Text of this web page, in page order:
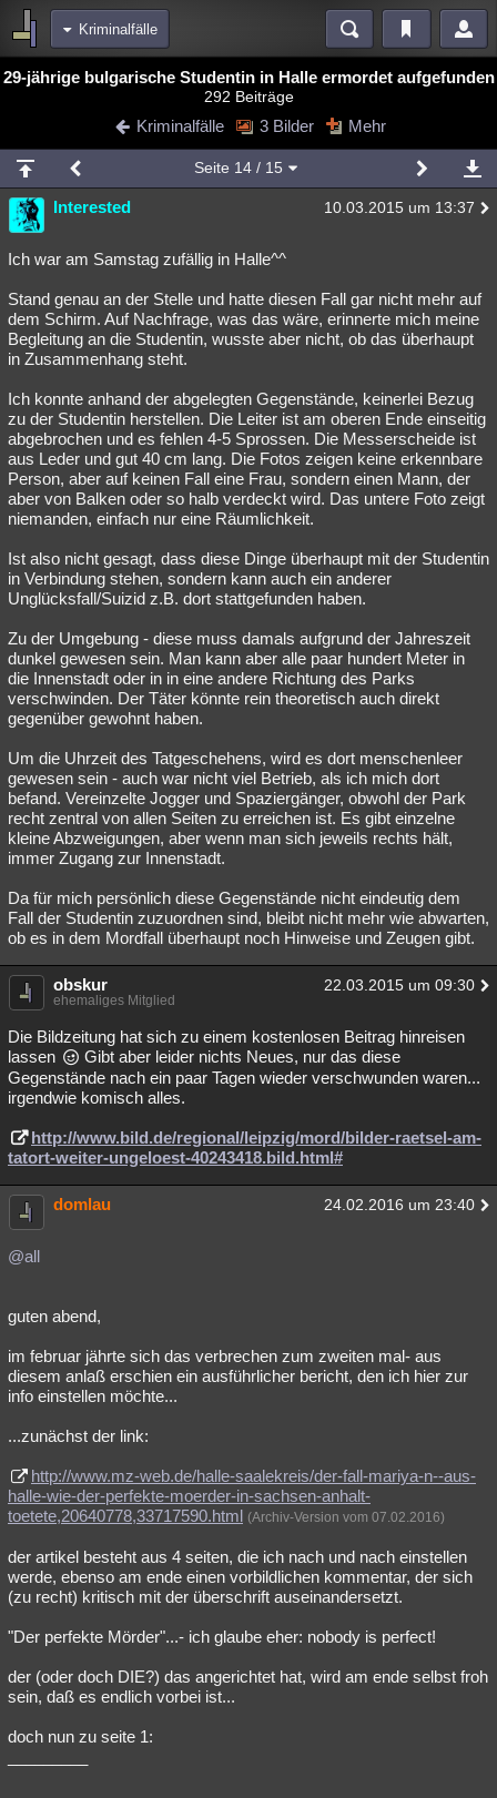
Kriminalfälle
Bereiche
Blogs Videos
Chat Wiki Neuigkeiten
meine Rubriken
Menschen Wissenschaft Mystery Kriminalfälle
Spiritualität Verschwörungen Technologie
Natur Umfragen Unterhaltung
weitere Rubriken
Philosophie Träume
Astronomie Helpdesk Gruppen Gaming Filme
Musik Clash Verbesserungen Allmystery English
Übersichten
Besucht Teilgenommen Alle Neue
Lesenswert Schlüsselwörter
29-jährige bulgarische Studentin in Halle ermordet aufgefunden
292 Beiträge
Kriminalfälle 3 Bilder Mehr
Seite 14/ 15
Interested 10.03.2015 um 13:37
Ich war am Samstag zufällig in Halle^^
Stand genau an der Stelle und hatte diesen Fall gar nicht mehr auf
dem Schirm. Auf Nachfrage, was das wäre, erinnerte mich meine
Begleitung an die Studentin, wusste aber nicht, ob das überhaupt
in Zusammenhang steht.
Ich konnte anhand der abgelegten Gegenstände, keinerlei Bezug
zu der Studentin herstellen. Die Leiter ist am oberen Ende einseitig
abgebrochen und es fehlen 4-5 Sprossen. Die Messerscheide ist
aus Leder und gut 40 cm lang. Die Fotos zeigen keine erkennbare
Person, aber auf keinen Fall eine Frau, sondern einen Mann, der
aber von Balken oder so halb verdeckt wird. Das untere Foto zeigt
niemanden, einfach nur eine Räumlichkeit.
Ist also nicht gesagt, dass diese Dinge überhaupt mit der Studentin
in Verbindung stehen, sondern kann auch ein anderer
Unglücksfall/Suizid z.B. dort stattgefunden haben.
Zu der Umgebung - diese muss damals aufgrund der Jahreszeit
dunkel gewesen sein. Man kann aber alle paar hundert Meter in
die Innenstadt oder in in eine andere Richtung des Parks
verschwinden. Der Täter könnte rein theoretisch auch direkt
gegenüber gewohnt haben.
Um die Uhrzeit des Tatgeschehens, wird es dort menschenleer
gewesen sein - auch war nicht viel Betrieb, als ich mich dort
befand. Vereinzelte Jogger und Spaziergänger, obwohl der Park
recht zentral von allen Seiten zu erreichen ist. Es gibt einzelne
kleine Abzweigungen, aber wenn man sich jeweils rechts hält,
immer Zugang zur Innenstadt.
Da für mich persönlich diese Gegenstände nicht eindeutig dem
Fall der Studentin zuzuordnen sind, bleibt nicht mehr wie abwarten,
ob es in dem Mordfall überhaupt noch Hinweise und Zeugen gibt.
obskur 22.03.2015 um 09:30
ehemaliges Mitglied
Die Bildzeitung hat sich zu einem kostenlosen Beitrag hinreisen
lassen
Gibt aber leider nichts Neues, nur das diese
Gegenstände nach ein paar Tagen wieder verschwunden waren...
irgendwie komisch alles.
http://www.bild.de/regional/leipzig/mord/bilder-raetsel-am-
tatort-weiter-ungeloest-40243418.bild.html#
domlau 24.02.2016 um 23:40
@all
guten abend,
im februar jährte sich das verbrechen zum zweiten mal- aus
diesem anlaß erschien ein ausführlicher bericht, den ich hier zur
info einstellen möchte...
...zunächst der link:
http://www.mz-web.de/halle-saalekreis/der-fall-mariya-n--aus-
halle-wie-der-perfekte-moerder-in-sachsen-anhalt-
toetete,20640778,33717590.html (Archiv-Version vom 07.02.2016)
der artikel besteht aus 4 seiten, die ich nach und nach einstellen
werde, ebenso am ende einen vorbildlichen kommentar, der sich
(zu recht) kritisch mit der überschrift auseinandersetzt.
"Der perfekte Mörder"...- ich glaube eher: nobody is perfect!
der (oder doch DIE?) das angerichtet hat, wird am ende selbst froh
sein, daß es endlich vorbei ist...
doch nun zu seite 1: